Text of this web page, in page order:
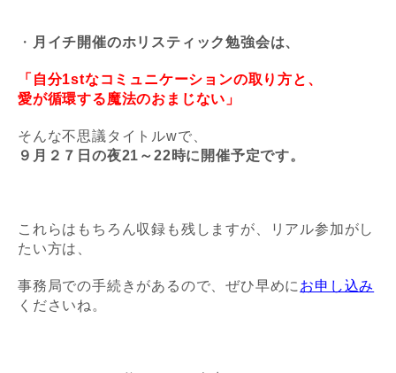
・ 月イチ開催のホリスティック勉強会は、
「自分1stなコミュニケーションの取り方と、
愛が循環する魔法のおまじない」
そんな不思議タイトルwで、
９月２７日の夜21～22時に開催予定です。
これらはもちろん収録も残しますが、
リアル参加がし
たい方は、
事務局での手続きがあるので、ぜひ早めに お申し込み
くださいね。